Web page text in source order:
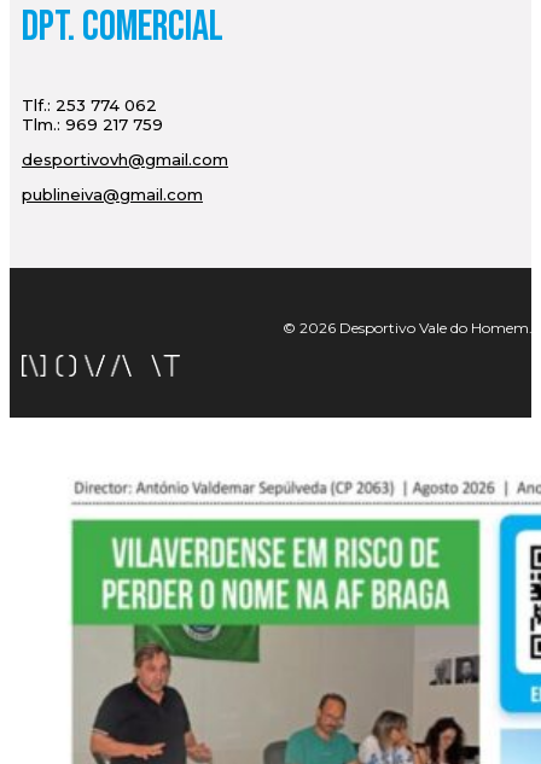
Dpt. Comercial
Tlf.: 253 774 062
Tlm.: 969 217 759
desportivovh@gmail.com
publineiva@gmail.com
© 2026 Desportivo Vale do Homem.